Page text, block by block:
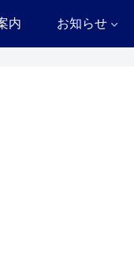
内 お知らせ